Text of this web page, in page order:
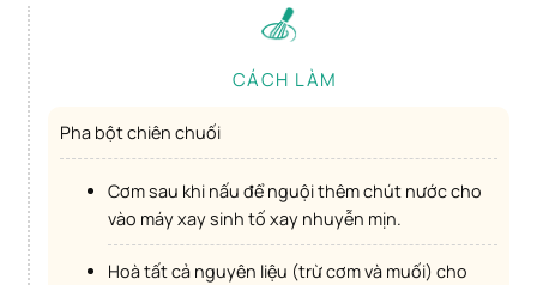
CÁCH LÀM
Pha bột chiên chuối
Cơm sau khi nấu để nguội thêm chút nước cho
vào máy xay sinh tố xay nhuyễn mịn.
Hoà tất cả nguyên liệu (trừ cơm và muối) cho